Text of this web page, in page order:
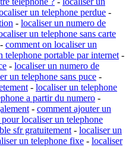
un telephone perdue -
- localiser un numero de
un telephone sans carte
- comment on localiser un
telephone portable par internet -
- localiser un numero de
un telephone sans puce -
- localiser un telephone
a partir du numero -
- comment ajouter un
localiser un telephone
sfr gratuitement - localiser un
un telephone fixe - localiser